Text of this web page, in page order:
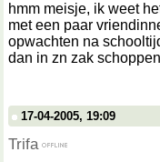
hmm meisje, ik weet
met een paar
opwachten na
dan in zn zak schoppen
17-04-2005, 19:09
Trifa